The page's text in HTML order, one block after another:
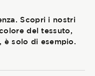
Scopri i nostri
del tessuto,
è solo di esempio.